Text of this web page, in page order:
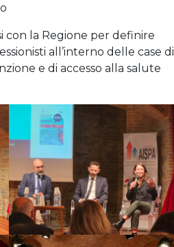
con la Regione per definire
all’interno delle case di
e di accesso alla salute